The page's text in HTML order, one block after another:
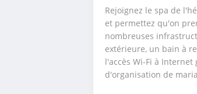
Rejoignez le spa de
et permettez qu'on
nombreuses
extérieure, un bain à
l'accès Wi-Fi à
d'organisation de